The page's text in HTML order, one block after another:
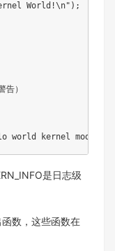
World!\n");
）
world kernel
是日志级
函数，这些函数在